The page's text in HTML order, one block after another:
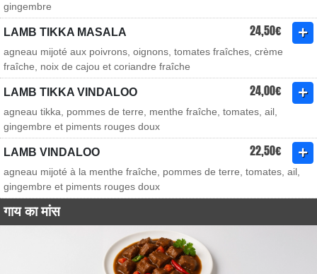
gingembre
LAMB TIKKA MASALA 24,50€
agneau mijoté aux poivrons, oignons, tomates fraîches, crème
fraîche, noix de cajou et coriandre fraîche
LAMB TIKKA VINDALOO 24,00€
agneau tikka, pommes de terre, menthe fraîche, tomates, ail,
gingembre et piments rouges doux
LAMB VINDALOO 22,50€
agneau mijoté à la menthe fraîche, pommes de terre, tomates, ail,
gingembre et piments rouges doux
गाय का मांस